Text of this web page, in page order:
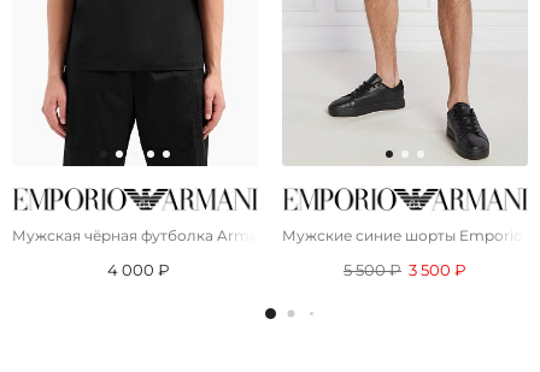
Мужская чёрная футболка Armani Exchange "Milano New York"
4 000 ₽
Мужские синие шорты Emporio
5 500 ₽ 3 500 ₽